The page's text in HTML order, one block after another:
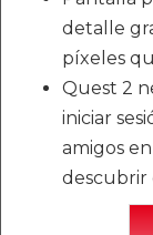
detalle
píxeles
Quest 2
iniciar
amigos
descubrir